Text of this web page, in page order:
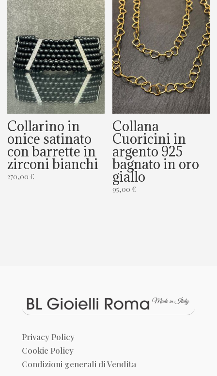
Collarino in
onice satinato
con barrette in
zirconi bianchi
270,00 €
Collana
Cuoricini in
argento 925
bagnato in oro
giallo
95,00 €
Privacy Policy
Cookie Policy
Condizioni generali di Vendita